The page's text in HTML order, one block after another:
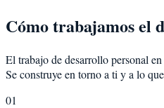
Cómo trabajamos el
El trabajo de desarrollo personal
Se construye en torno a ti y a lo
01